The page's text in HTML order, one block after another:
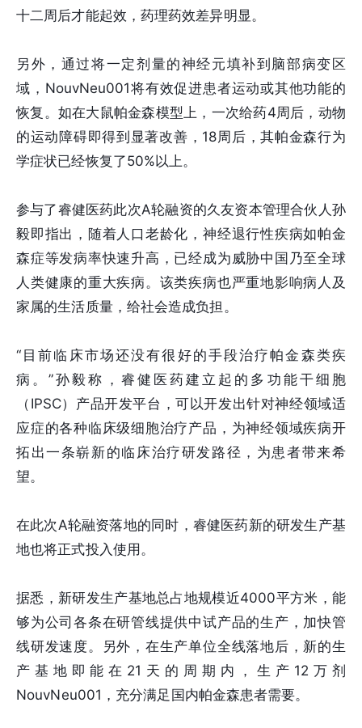
十二周后才能起效，药理药效差异明显。
另外，通过将一定剂量的神经元填补到脑部病变区
域，NouvNeu001将有效促进患者运动或其他功能的
恢复。如在大鼠帕金森模型上，一次给药4周后，动物
的运动障碍即得到显著改善，18周后，其帕金森行为
学症状已经恢复了50%以上。
参与了睿健医药此次A轮融资的久友资本管理合伙人孙
毅即指出，随着人口老龄化，神经退行性疾病如帕金
森症等发病率快速升高，已经成为威胁中国乃至全球
人类健康的重大疾病。该类疾病也严重地影响病人及
家属的生活质量，给社会造成负担。
“目前临床市场还没有很好的手段治疗帕金森类疾
病。”孙毅称，睿健医药建立起的多功能干细胞
（IPSC）产品开发平台，可以开发出针对神经领域适
应症的各种临床级细胞治疗产品，为神经领域疾病开
拓出一条崭新的临床治疗研发路径，为患者带来希
望。
在此次A轮融资落地的同时，睿健医药新的研发生产基
地也将正式投入使用。
据悉，新研发生产基地总占地规模近4000平方米，能
够为公司各条在研管线提供中试产品的生产，加快管
线研发速度。另外，在生产单位全线落地后，新的生
产基地即能在21天的周期内，生产12万剂
NouvNeu001，充分满足国内帕金森患者需要。